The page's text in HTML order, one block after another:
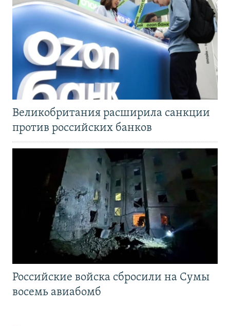
Великобритания расширила санкции
против российских банков
Российские войска сбросили на Сумы
восемь авиабомб